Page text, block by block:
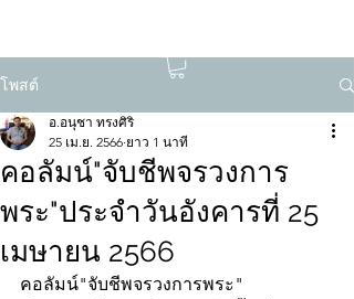
โพสต์
คอลัมน์"จับชีพจรวงการ
พระ"ประจำวันอังคารที่ 25
เมษายน 2566
อ.อนุชา ทรงศิริ
25 เม.ย. 2566 ยาว 1 นาที
คอลัมน์"จับชีพจรวงการพระ"